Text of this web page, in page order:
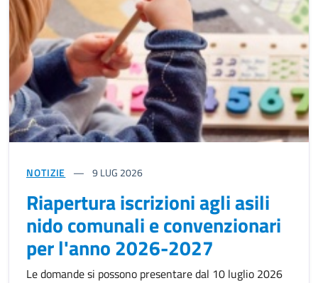
NOTIZIE 9 LUG 2026
Riapertura iscrizioni agli asili
nido comunali e convenzionari
per l'anno 2026-2027
Le domande si possono presentare dal 10 luglio 2026